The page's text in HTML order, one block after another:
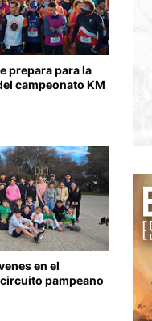
prepara para la
campeonato KM
en el
pampeano